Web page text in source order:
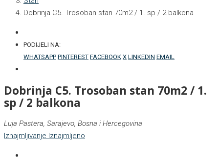
Dobrinja C5. Trosoban stan 70m2 / 1. sp / 2 balkona
PODIJELI NA:
WHATSAPP PINTEREST FACEBOOK X LINKEDIN EMAIL
Dobrinja C5. Trosoban stan 70m2 / 1.
sp / 2 balkona
Luja Pastera, Sarajevo, Bosna i Hercegovina
Iznajmljivanje Iznajmljeno